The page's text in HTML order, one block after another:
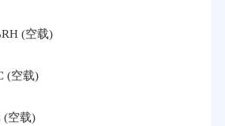
(空载)
(空载)
(空载)